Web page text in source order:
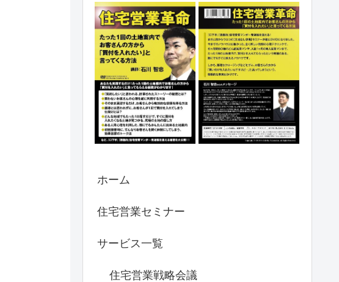
ホーム
住宅営業セミナー
サービス一覧
住宅営業戦略会議